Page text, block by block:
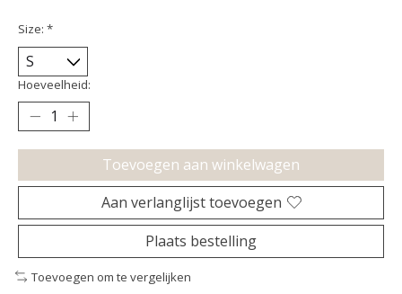
Size: *
Hoeveelheid:
Toevoegen aan winkelwagen
Aan verlanglijst toevoegen
Plaats bestelling
Toevoegen om te vergelijken